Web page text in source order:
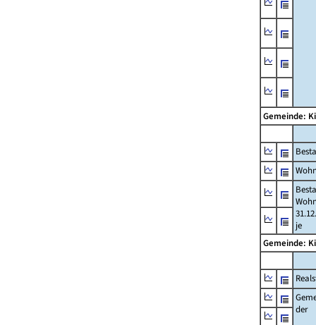
Gemeinde:
je
Gemeinde:
der